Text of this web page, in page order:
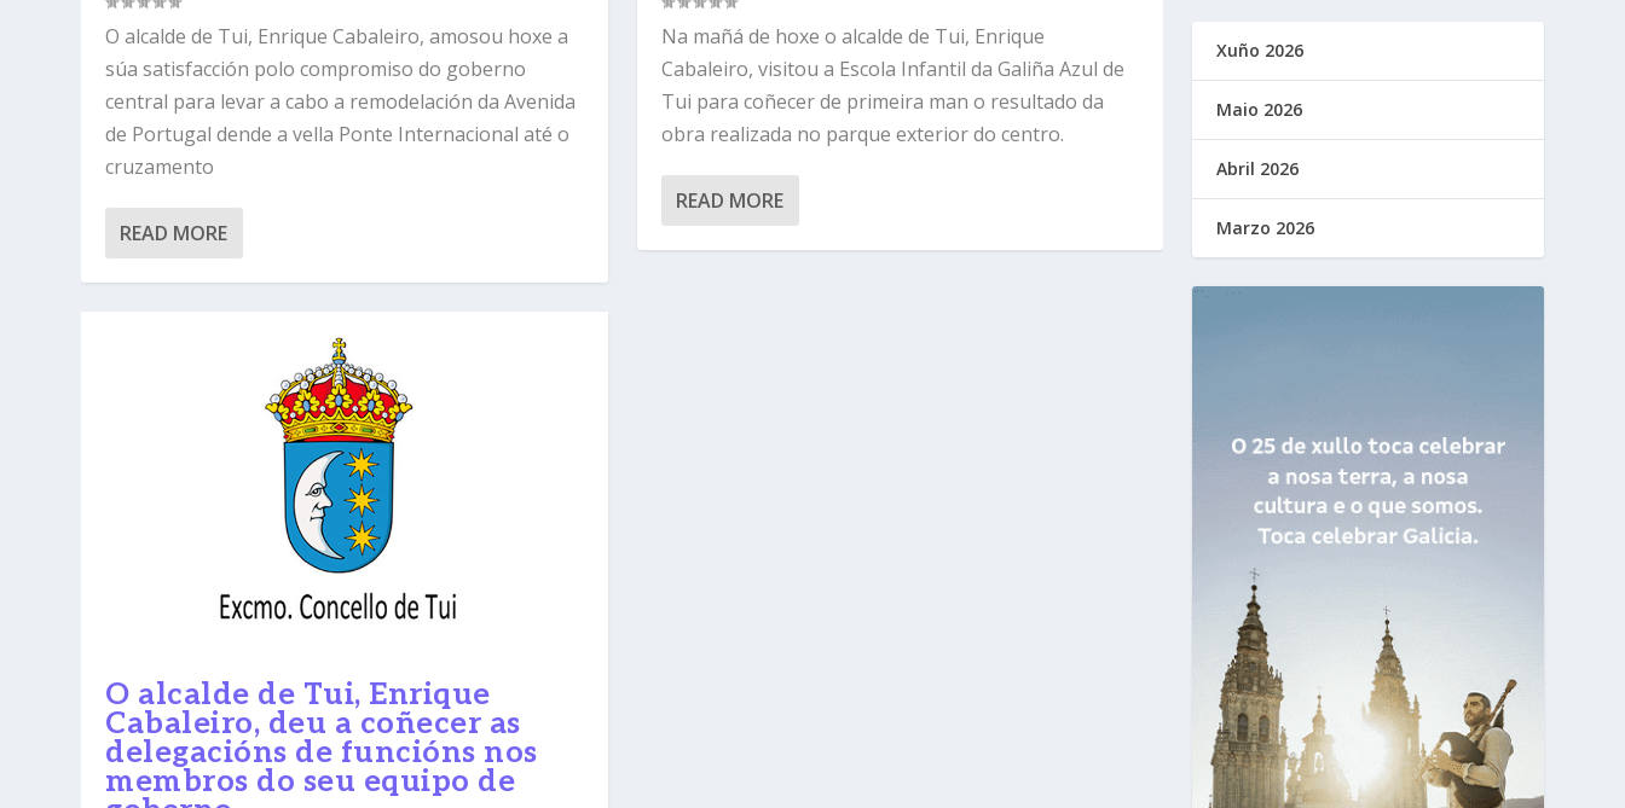
O alcalde de Tui, Enrique Cabaleiro, amosou hoxe a
súa satisfacción polo compromiso do goberno
central para levar a cabo a remodelación da Avenida
de Portugal dende a vella Ponte Internacional até o
cruzamento
READ MORE
O alcalde de Tui, Enrique
Cabaleiro, deu a coñecer as
delegacións de funcións nos
membros do seu equipo de
Na mañá de hoxe o alcalde de Tui, Enrique
Cabaleiro, visitou a Escola Infantil da Galiña Azul de
Tui para coñecer de primeira man o resultado da
obra realizada no parque exterior do centro.
READ MORE
Xuño 2026
Maio 2026
Abril 2026
Marzo 2026